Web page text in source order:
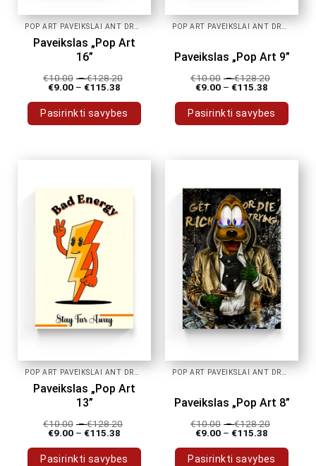
Paveikslas „Pop Art
16”
€10.00 –€128.20
€9.00 – €115.38
Pasirinkti savybes
variants.
The
options
may
be
chosen
on
the
page
Paveikslas „Pop Art 9”
€10.00 –€128.20
€9.00 – €115.38
Pasirinkti savybes
variants.
The
options
may
be
chosen
on
the
product
page
Paveikslas „Pop Art
13”
€10.00 –€128.20
€9.00 – €115.38
Pasirinkti savybes
Paveikslas „Pop Art 8”
€10.00 –€128.20
€9.00 – €115.38
Pasirinkti savybes